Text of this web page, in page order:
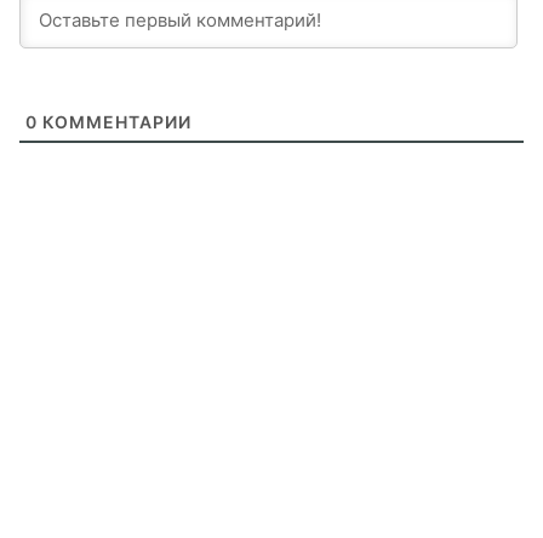
0 КОММЕНТАРИИ